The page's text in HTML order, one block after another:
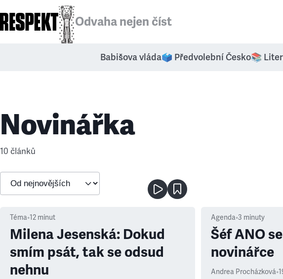
Odvaha nejen číst
Babišova vláda🗳️ Předvolební Česko📚
Novinářka
10 článků
Téma•12 minut
Milena Jesenská: Dokud
smím psát, tak se odsud
nehnu
Agenda•3 minuty
Šéf ANO
novinářce
Andrea Procházková•